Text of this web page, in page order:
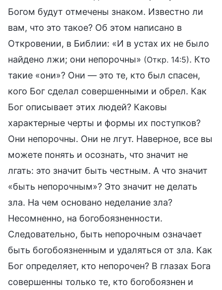
Богом будут отмечены знаком. Известно ли
вам, что это такое? Об этом написано в
Откровении, в Библии: «И в устах их не было
найдено лжи; они непорочны» (Откр. 14:5). Кто
такие «они»? Они — это те, кто был спасен,
кого Бог сделал совершенными и обрел. Как
Бог описывает этих людей? Каковы
характерные черты и формы их поступков?
Они непорочны. Они не лгут. Наверное, все вы
можете понять и осознать, что значит не
лгать: это значит быть честным. А что значит
«быть непорочным»? Это значит не делать
зла. На чем основано неделание зла?
Несомненно, на богобоязненности.
Следовательно, быть непорочным означает
быть богобоязненным и удаляться от зла. Как
Бог определяет, кто непорочен? В глазах Бога
совершенны только те, кто богобоязнен и